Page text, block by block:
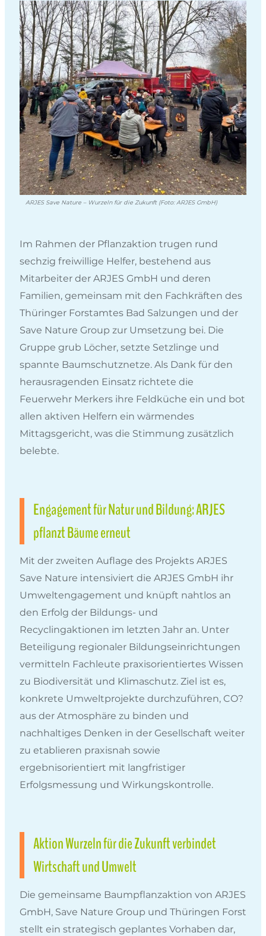
ARJES Save Nature – Wurzeln für die Zukunft (Foto: ARJES GmbH)
Im Rahmen der Pflanzaktion trugen rund
sechzig freiwillige Helfer, bestehend aus
Mitarbeiter der ARJES GmbH und deren
Familien, gemeinsam mit den Fachkräften des
Thüringer Forstamtes Bad Salzungen und der
Save Nature Group zur Umsetzung bei. Die
Gruppe grub Löcher, setzte Setzlinge und
spannte Baumschutznetze. Als Dank für den
herausragenden Einsatz richtete die
Feuerwehr Merkers ihre Feldküche ein und bot
allen aktiven Helfern ein wärmendes
Mittagsgericht, was die Stimmung zusätzlich
belebte.
Engagement für Natur und Bildung: ARJES
pflanzt Bäume erneut
Mit der zweiten Auflage des Projekts ARJES
Save Nature intensiviert die ARJES GmbH ihr
Umweltengagement und knüpft nahtlos an
den Erfolg der Bildungs- und
Recyclingaktionen im letzten Jahr an. Unter
Beteiligung regionaler Bildungseinrichtungen
vermitteln Fachleute praxisorientiertes Wissen
zu Biodiversität und Klimaschutz. Ziel ist es,
konkrete Umweltprojekte durchzuführen, CO?
aus der Atmosphäre zu binden und
nachhaltiges Denken in der Gesellschaft weiter
zu etablieren praxisnah sowie
ergebnisorientiert mit langfristiger
Erfolgsmessung und Wirkungskontrolle.
Aktion Wurzeln für die Zukunft verbindet
Wirtschaft und Umwelt
Die gemeinsame Baumpflanzaktion von ARJES
GmbH, Save Nature Group und Thüringen Forst
stellt ein strategisch geplantes Vorhaben dar,